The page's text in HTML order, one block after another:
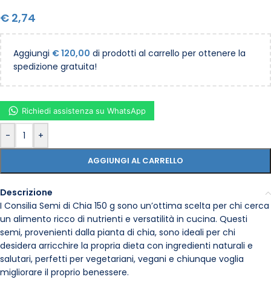
€ 2,74
Aggiungi €120,00 di prodotti al carrello per ottenere la
spedizione gratuita!
- +
AGGIUNGI AL CARRELLO
Richiedi assistenza su WhatsApp
Descrizione
I Consilia Semi di Chia 150 g sono un’ottima scelta per chi cerca
un alimento ricco di nutrienti e versatilità in cucina. Questi
semi, provenienti dalla pianta di chia, sono ideali per chi
desidera arricchire la propria dieta con ingredienti naturali e
salutari, perfetti per vegetariani, vegani e chiunque voglia
migliorare il proprio benessere.